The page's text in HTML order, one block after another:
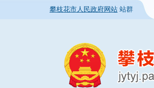
攀枝花市人民政府网站 站群